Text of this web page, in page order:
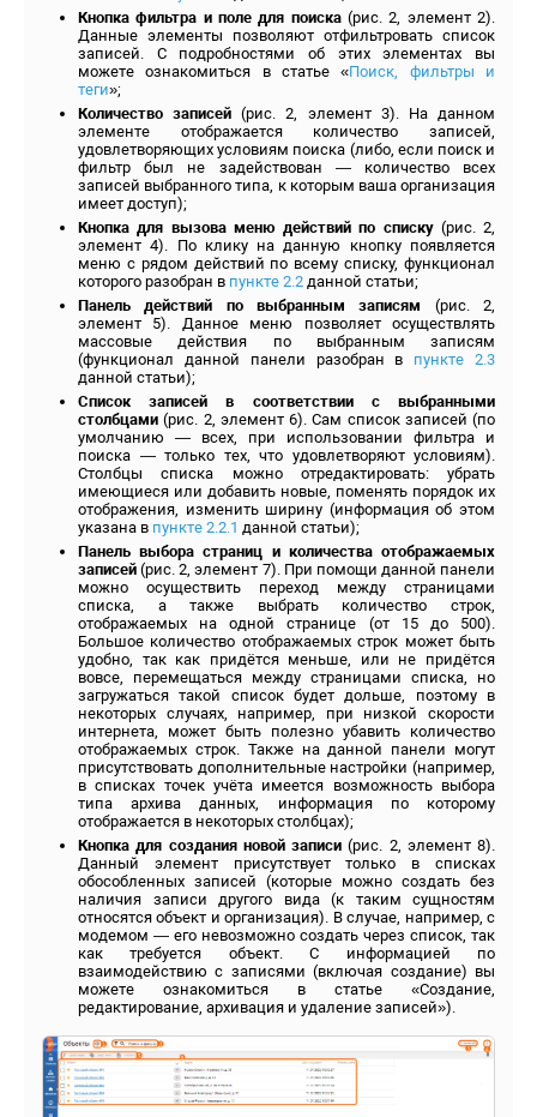
Кнопка фильтра и поле для поиска(рис. 2, элемент 2).
Данные элементы позволяют отфильтровать список
записей. С подробностями об этих элементах вы
можете ознакомиться в статье «Поиск, фильтры и
теги»;
Количество записей (рис. 2, элемент 3). На данном
элементе отображается количество записей,
удовлетворяющих условиям поиска (либо, если поиск и
фильтр был не задействован — количество всех
записей выбранного типа, к которым ваша организация
имеет доступ);
Кнопка для вызова меню действий по списку(рис. 2,
элемент 4). По клику на данную кнопку появляется
меню с рядом действий по всему списку, функционал
которого разобран в пункте 2.2 данной статьи;
Панель действий по выбранным записям (рис. 2,
элемент 5). Данное меню позволяет осуществлять
массовые действия по выбранным записям
(функционал данной панели разобран в пункте 2.3
данной статьи);
Список записей в соответствии с выбранными
столбцами (рис. 2, элемент 6). Сам список записей (по
умолчанию — всех, при использовании фильтра и
поиска — только тех, что удовлетворяют условиям).
Столбцы списка можно отредактировать: убрать
имеющиеся или добавить новые, поменять порядок их
отображения, изменить ширину (информация об этом
указана в пункте 2.2.1 данной статьи);
Панель выбора страниц и количества отображаемых
записей (рис. 2, элемент 7). При помощи данной панели
можно осуществить переход между страницами
списка, а также выбрать количество строк,
отображаемых на одной странице (от 15 до 500).
Большое количество отображаемых строк может быть
удобно, так как придётся меньше, или не придётся
вовсе, перемещаться между страницами списка, но
загружаться такой список будет дольше, поэтому в
некоторых случаях, например, при низкой скорости
интернета, может быть полезно убавить количество
отображаемых строк. Также на данной панели могут
присутствовать дополнительные настройки (например,
в списках точек учёта имеется возможность выбора
типа архива данных, информация по которому
отображается в некоторых столбцах);
Кнопка для создания новой записи (рис. 2, элемент 8).
Данный элемент присутствует только в списках
обособленных записей (которые можно создать без
наличия записи другого вида (к таким сущностям
относятся объект и организация). В случае, например, с
модемом — его невозможно создать через список, так
как требуется объект. С информацией по
взаимодействию с записями (включая создание) вы
можете ознакомиться в статье «Создание,
редактирование, архивация и удаление записей»).